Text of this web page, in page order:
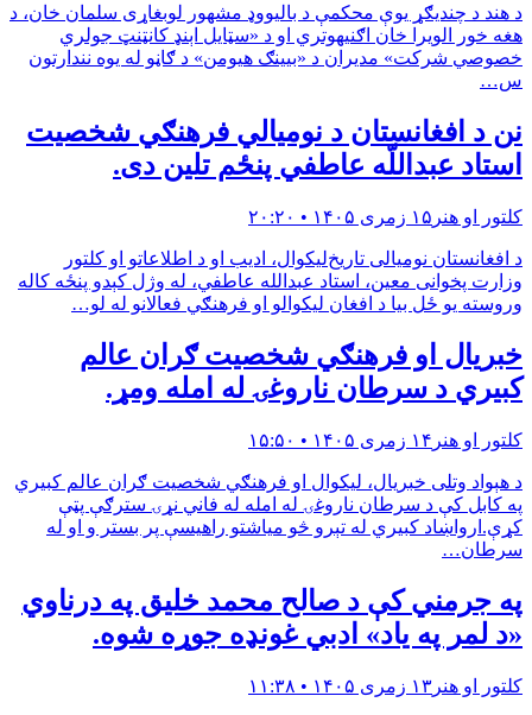
د هند د چندیګړ یوې محکمې د بالیووډ مشهور لوبغاړی سلمان خان، د
هغه خور الویرا خان اګنیهوتري او د «سټایل اېنډ کانټنټ جولري
خصوصي شرکت» مدیران د «بیینګ هیومن» د ګاڼو له یوه نندارتون
س…
نن د افغانستان د نوميالي فرهنګي شخصيت
استاد عبداللّه عاطفي پنځم تلين دى.
کلتور او هنر ۱۵ زمری ۱۴۰۵ • ۲۰:۲۰
د افغانستان نومیالی تاریخ‌لیکوال، ادیب او د اطلاعاتو او کلتور
وزارت پخوانی معین، استاد عبدالله عاطفي، له وژل کېدو پنځه کاله
وروسته یو ځل بیا د افغان لیکوالو او فرهنګي فعالانو له لو…
خبريال او فرهنګي شخصيت ګران عالم
كبيري د سرطان ناروغۍ له امله ومړ.
کلتور او هنر ۱۴ زمری ۱۴۰۵ • ۱۵:۵۰
د هېواد وتلی خبریال، لیکوال او فرهنګي شخصیت ګران عالم کبیري
په کابل کې د سرطان ناروغۍ له امله له فاني نړۍ سترګې پټې
کړې.ارواښاد کبیري له تېرو څو میاشتو راهیسې پر بستر و او له
سرطان…
په جرمني کې د صالح محمد خلیق په درناوي
«د لمر په یاد» ادبي غونډه جوړه شوه.
کلتور او هنر ۱۳ زمری ۱۴۰۵ • ۱۱:۳۸